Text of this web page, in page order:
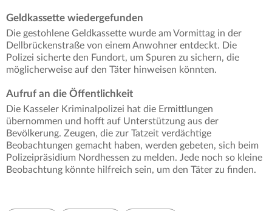
Geldkassette wiedergefunden
Die gestohlene Geldkassette wurde am Vormittag in der
Dellbrückenstraße von einem Anwohner entdeckt. Die
Polizei sicherte den Fundort, um Spuren zu sichern, die
möglicherweise auf den Täter hinweisen könnten.
Aufruf an die Öffentlichkeit
Die Kasseler Kriminalpolizei hat die Ermittlungen
übernommen und hofft auf Unterstützung aus der
Bevölkerung. Zeugen, die zur Tatzeit verdächtige
Beobachtungen gemacht haben, werden gebeten, sich beim
Polizeipräsidium Nordhessen zu melden. Jede noch so kleine
Beobachtung könnte hilfreich sein, um den Täter zu finden.